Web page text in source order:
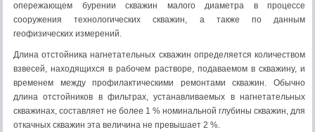
опережающем бурении скважин малого диаметра в процессе
сооружения технологических скважин, а также по данным
геофизических измерений.
Длина отстойника нагнетательных скважин определяется количеством
взвесей, находящихся в рабочем растворе, подаваемом в скважину, и
временем между профилактическими ремонтами скважин. Обычно
длина отстойников в фильтрах, устанавливаемых в нагнетательных
скважинах, составляет не более 1 % номинальной глубины скважин, для
откачных скважин эта величина не превышает 2 %.